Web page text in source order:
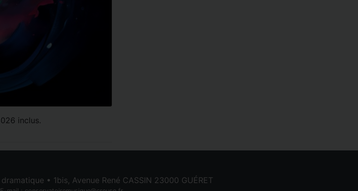
inclus.
• 1bis, Avenue René CASSIN 23000 GUÉRET